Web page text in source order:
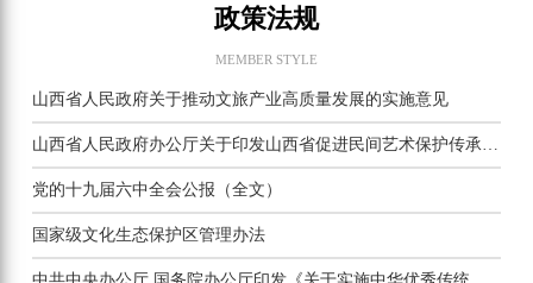
政策法规
MEMBER STYLE
山西省人民政府关于推动文旅产业高质量发展的实施意见
党的十九届六中全会公报（全文）
国家级文化生态保护区管理办法